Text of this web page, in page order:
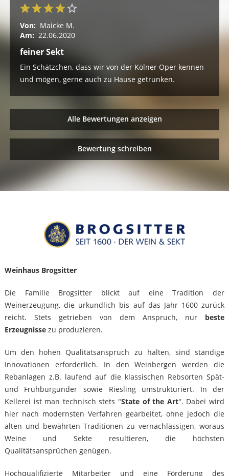
Von: Maicke M.
Am: 22.06.2020
feiner Sekt
Ein Schätzchen, dass wir von der Kölner Oper kennen
und mögen, gerne auch zu Hause getrunken.
Alle Bewertungen anzeigen
Bewertung schreiben
Weinhaus Brogsitter
Die Familie Brogsitter blickt auf eine Tradition der
Weinerzeugung, die urkundlich bis auf das Jahr 1600 zurück
reicht. Stets getrieben von dem Anspruch, nur beste
Erzeugnissezu produzieren.
Um den hohen Qualitätsanspruch zu halten, sind ständige
Innovationen erforderlich. In den Weinbergen werden die
Rebanlagen z.B. laufend auf die klassischen Rebsorten Spät-
und Frühburgunder sowie Riesling umstrukturiert. In der
Kellerei ist man technisch stets "State of the Art". Dabei wird
hier nach modernsten Verfahren gearbeitet, ohne jedoch die
alten und bewährten Traditionen zu vernachlässigen, woraus
Weine und Sekte resultieren, die höchsten
Qualitätsansprüchen genügen.
Hochqualifizierte Mitarbeiter und eine Förderung des